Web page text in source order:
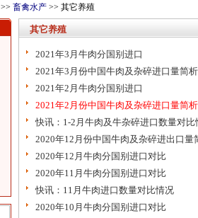
>> 畜禽水产 >> 其它养殖
其它养殖
2021年3月牛肉分国别进口
2021年3月份中国牛肉及杂碎进口量简析
2021年2月牛肉分国别进口
2021年2月份中国牛肉及杂碎进口量简析
快讯：1-2月牛肉及牛杂碎进口数量对比
2020年12月份中国牛肉及杂碎进出口量
2020年12月牛肉分国别进口对比
2020年11月牛肉分国别进口对比
快讯：11月牛肉进口数量对比情况
2020年10月牛肉分国别进口对比